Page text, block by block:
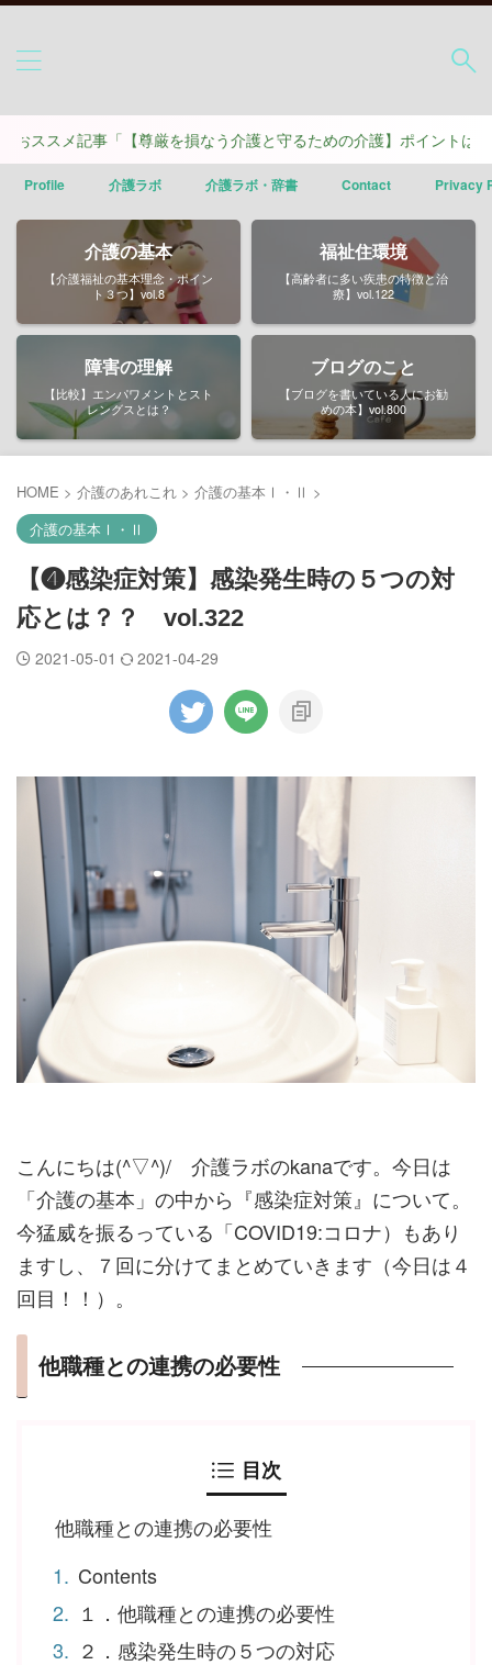
事「【尊厳を損なう介護と守るための介護】ポイントは４つ」
Profile 介護ラボ 介護ラボ・辞書 Contact Privacy
介護の基本
【介護福祉の基本理念・ポイン
ト３つ】vol.8
福祉住環境
【高齢者に多い疾患の特徴と治
療】vol.122
障害の理解
【比較】エンパワメントとスト
レングスとは？
ブログのこと
【ブログを書いている人にお勧
めの本】vol.800
HOME > 介護のあれこれ > 介護の基本Ⅰ・Ⅱ >
介護の基本Ⅰ・Ⅱ
【❹感染症対策】感染発生時の５つの対
応とは？？ vol.322
2021-05-01 2021-04-29
こんにちは(^▽^)/ 介護ラボのkanaです。今日は
「介護の基本」の中から『感染症対策』について。
今猛威を振るっている「COVID19:コロナ）もあり
ますし、７回に分けてまとめていきます（今日は４
回目！！）。
他職種との連携の必要性
目次
他職種との連携の必要性
Contents
１．他職種との連携の必要性
２．感染発生時の５つの対応